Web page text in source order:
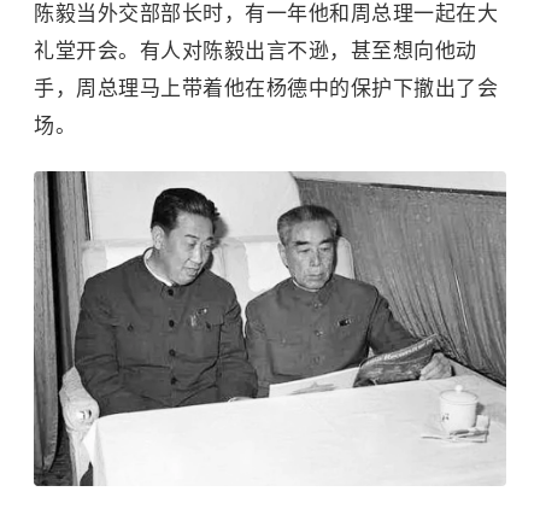
陈毅当外交部部长时，有一年他和周总理一起在大
礼堂开会。有人对陈毅出言不逊，甚至想向他动
手，周总理马上带着他在杨德中的保护下撤出了会
场。